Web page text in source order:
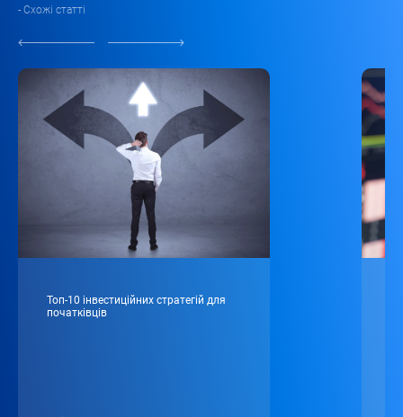
- Схожі статті
Топ-10 інвестиційних стратегій для
початківців